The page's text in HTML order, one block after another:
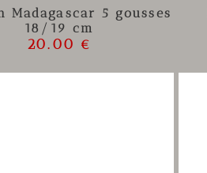
Madagascar 5 gousses
18/19 cm
20.00 €